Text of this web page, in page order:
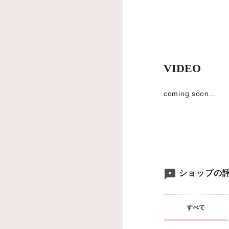
VIDEO
coming soon...
ショップの
すべて